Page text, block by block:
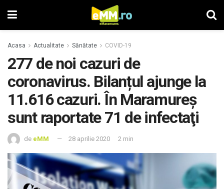
Acasa Actualitate Sănătate COVID-19
277 de noi cazuri de
coronavirus. Bilanțul ajunge la
11.616 cazuri. În Maramureş
sunt raportate 71 de infectaţi
de eMM 28 aprilie 2020 2 min